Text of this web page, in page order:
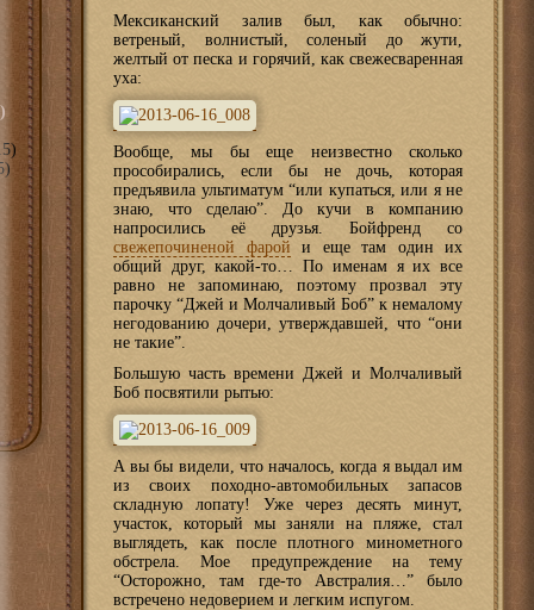
Мексиканский залив был, как обычно:
ветреный, волнистый, соленый до жути,
желтый от песка и горячий, как свежесваренная
уха:
Вообще, мы бы еще неизвестно сколько
прособирались, если бы не дочь, которая
предъявила ультиматум “или купаться, или я не
знаю, что сделаю”. До кучи в компанию
напросились её друзья. Бойфренд со
свежепочиненой фарой и еще там один их
общий друг, какой-то… По именам я их все
равно не запоминаю, поэтому прозвал эту
парочку “Джей и Молчаливый Боб” к немалому
негодованию дочери, утверждавшей, что “они
не такие”.
Большую часть времени Джей и Молчаливый
Боб посвятили рытью:
А вы бы видели, что началось, когда я выдал им
из своих походно-автомобильных запасов
складную лопату! Уже через десять минут,
участок, который мы заняли на пляже, стал
выглядеть, как после плотного минометного
обстрела. Мое предупреждение на тему
“Осторожно, там где-то Австралия…” было
встречено недоверием и легким испугом.